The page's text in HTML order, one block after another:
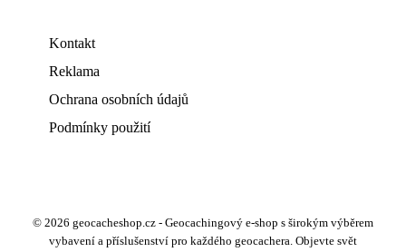
Kontakt
Reklama
Ochrana osobních údajů
Podmínky použití
© 2026 geocacheshop.cz - Geocachingový e-shop s širokým výběrem
vybavení a příslušenství pro každého geocachera. Objevte svět